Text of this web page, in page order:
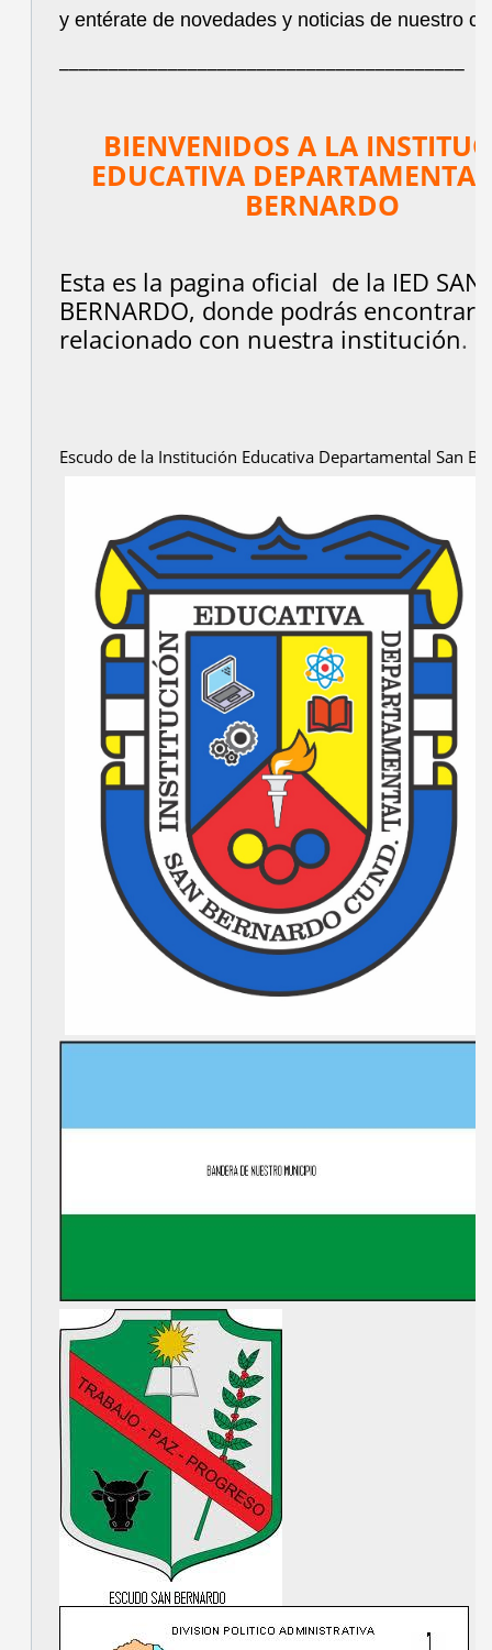
y entérate de novedades y noticias de nuestro
BIENVENIDOS A LA
EDUCATIVA
BERNARDO
Esta es la pagina oficial de la IED SAN
BERNARDO, donde podrás encontrar
relacionado con nuestra institución.
Escudo de la Institución Educativa Departamental San